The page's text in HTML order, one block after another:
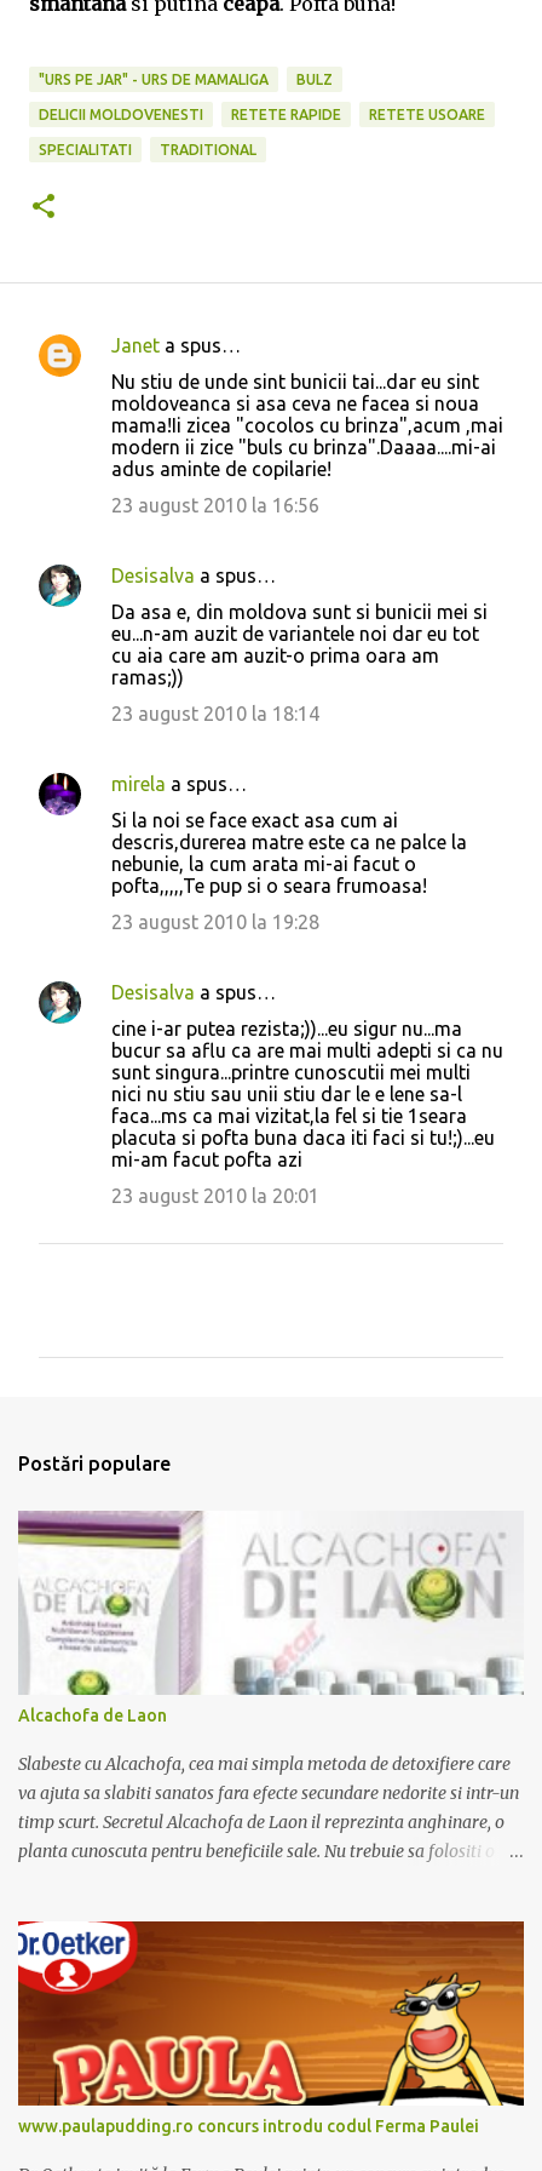
"URS PE JAR" - URS DE MAMALIGA BULZ
DELICII MOLDOVENESTI RETETE RAPIDE RETETE USOARE
SPECIALITATI TRADITIONAL
C
a
r
Janet a spus…
Nu stiu de unde sint bunicii tai...dar eu sint
moldoveanca si asa ceva ne facea si noua
mama!Ii zicea "cocolos cu brinza",acum ,mai
modern ii zice "buls cu brinza".Daaaa....mi-ai
adus aminte de copilarie!
23 august 2010 la 16:56
Desisalva a spus…
Da asa e, din moldova sunt si bunicii mei si
eu...n-am auzit de variantele noi dar eu tot
cu aia care am auzit-o prima oara am
ramas;))
23 august 2010 la 18:14
mirela a spus…
Si la noi se face exact asa cum ai
descris,durerea matre este ca ne palce la
nebunie, la cum arata mi-ai facut o
pofta,,,,,Te pup si o seara frumoasa!
23 august 2010 la 19:28
Desisalva a spus…
cine i-ar putea rezista;))...eu sigur nu...ma
bucur sa aflu ca are mai multi adepti si ca nu
sunt singura...printre cunoscutii mei multi
nici nu stiu sau unii stiu dar le e lene sa-l
faca...ms ca mai vizitat,la fel si tie 1seara
placuta si pofta buna daca iti faci si tu!;)...eu
mi-am facut pofta azi
23 august 2010 la 20:01
m
e
ț
u
n
c
n
a
r
u
Postări populare
Alcachofa de Laon
Slabeste cu Alcachofa, cea mai simpla metoda de detoxifiere care
va ajuta sa slabiti sanatos fara efecte secundare nedorite si intr-un
timp scurt. Secretul Alcachofa de Laon il reprezinta anghinare, o
planta cunoscuta pentru beneficiile sale. Nu trebuie sa folositi o
www.paulapudding.ro concurs introdu codul Ferma Paulei